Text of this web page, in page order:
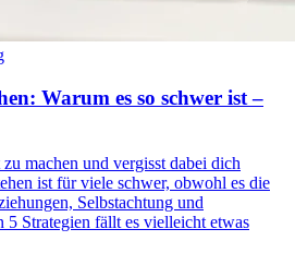
Warum es so schwer ist –
machen und vergisst dabei dich
ist für viele schwer, obwohl es die
Selbstachtung und
Strategien fällt es vielleicht etwas